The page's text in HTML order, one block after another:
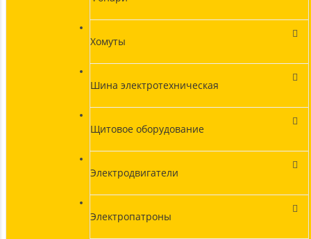
Хомуты
Шина электротехническая
Щитовое оборудование
Электродвигатели
Электропатроны